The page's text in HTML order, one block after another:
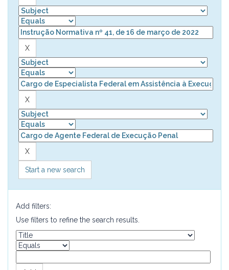
Start a new search
Add filters:
Use filters to refine the search results.